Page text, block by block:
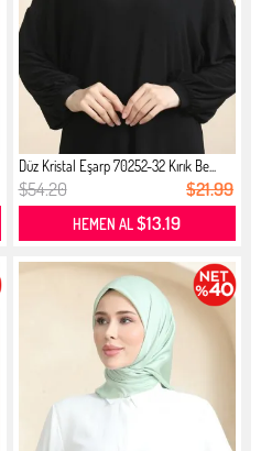
Düz Kristal Eşarp 70252-32 Kırık Be...
$54.20 $21.99
HEMEN AL$13.19